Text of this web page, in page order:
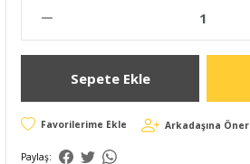
Sepete Ekle
Arkadaşına Öner
Paylaş: